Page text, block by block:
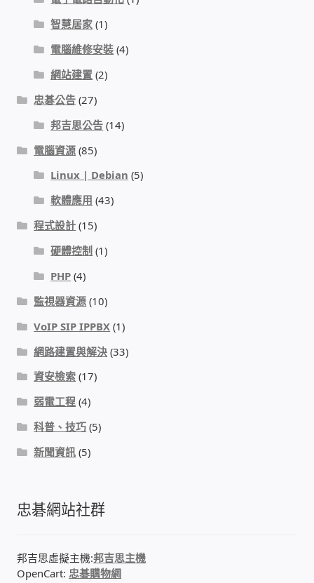
居易科技DrayTek/裕笠科技Ublink
印表列印伺服器
虛擬機 Virtual machine VirtualBox Hyper-V
VMware
網路 到府檢測 連線設定
TP-Link TAIWAN(普聯技術)
網路 工具 軟體 手冊
監視器DIY
監視器租賃方案
昇銳電子(HI SHARP)智慧科技
鎧鋒企業(KCA)智能監視系統
智慧居家 (1)
電腦維修安裝 (4)
網站建置 (2)
忠碁公告 (27)
邦吉思公告 (14)
電腦資源 (85)
Linux | Debian (5)
軟體應用 (43)
程式設計 (15)
硬體控制 (1)
PHP (4)
監視器資源 (10)
VoIP SIP IPPBX (1)
網路建置與解決 (33)
資安檢索 (17)
弱電工程 (4)
科普、技巧 (5)
新聞資訊 (5)
忠碁網站社群
邦吉思虛擬主機:邦吉思主機
OpenCart:忠碁購物網